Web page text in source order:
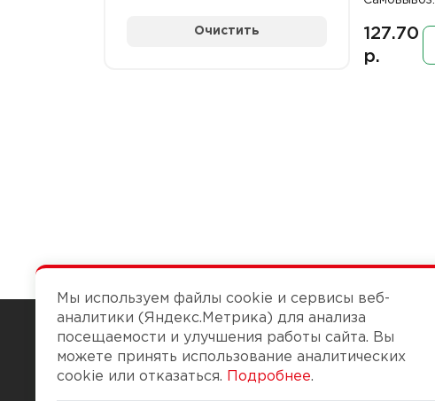
Очистить
127.70
р.
Чтобы вам легко работалось
Мы используем файлы cookie и сервисы веб-
аналитики (Яндекс.Метрика) для анализа
посещаемости и улучшения работы сайта. Вы
можете принять использование аналитических
cookie или отказаться.
Подробнее.